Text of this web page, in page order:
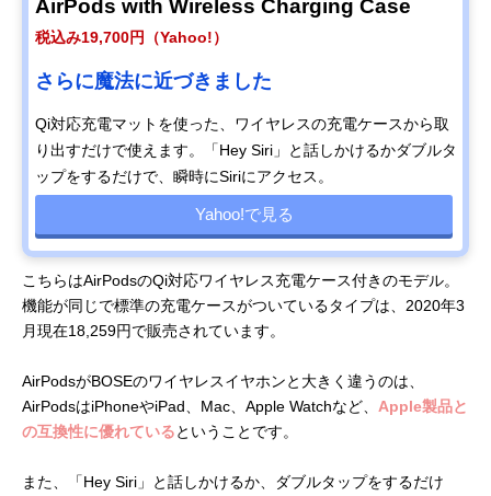
AirPods with Wireless Charging Case
税込み19,700円（Yahoo!）
さらに魔法に近づきました
Qi対応充電マットを使った、ワイヤレスの充電ケースから取
り出すだけで使えます。「Hey Siri」と話しかけるかダブルタ
ップをするだけで、瞬時にSiriにアクセス。
Yahoo!で見る
こちらはAirPodsのQi対応ワイヤレス充電ケース付きのモデル。
機能が同じで標準の充電ケースがついているタイプは、2020年3
月現在18,259円で販売されています。
AirPodsがBOSEのワイヤレスイヤホンと大きく違うのは、
AirPodsはiPhoneやiPad、Mac、Apple Watchなど、 Apple製品と
の互換性に優れているということです。
また、「Hey Siri」と話しかけるか、ダブルタップをするだけ